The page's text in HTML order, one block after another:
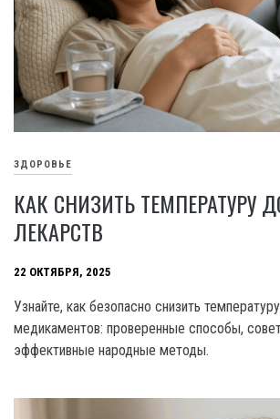
ЗДОРОВЬЕ
КАК СНИЗИТЬ ТЕМПЕРАТУРУ
ЛЕКАРСТВ
22 ОКТЯБРЯ, 2025
Узнайте, как безопасно снизить
медикаментов: проверенные способы,
эффективные народные методы.